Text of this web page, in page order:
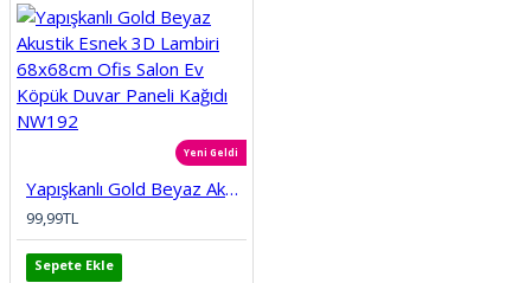
Yeni Geldi
Yapışkanlı Gold Beyaz Akustik Esnek 3D Lambiri 68x68cm Ofis Salon Ev Köpük Duvar Paneli Kağıdı NW192
99,99TL
Sepete Ekle